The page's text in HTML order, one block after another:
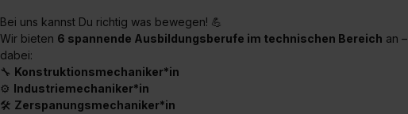
Bei uns kannst Du richtig was bewegen! 💪
Wir bieten 6 spannende Ausbildungsberufe im technischen Bereich an
dabei:
🔧 Konstruktionsmechaniker*in
⚙️ Industriemechaniker*in
🛠️ Zerspanungsmechaniker*in